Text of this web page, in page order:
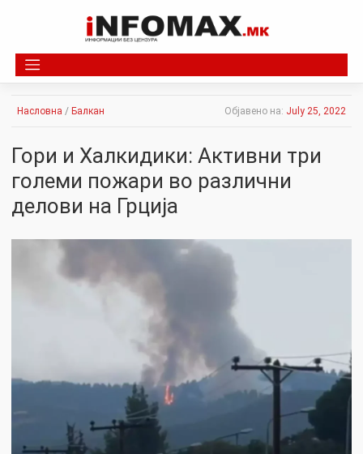
Насловна / Балкан Објавено на: July 25, 2022
Гори и Халкидики: Активни три
големи пожари во различни
делови на Грција